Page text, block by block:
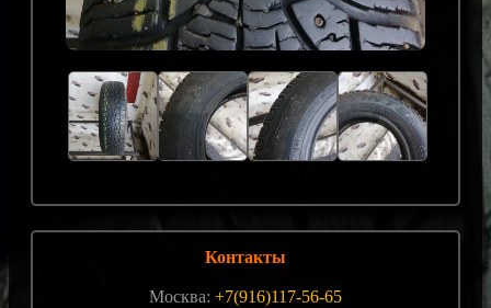
Контакты
Москва: +7(916)117-56-65